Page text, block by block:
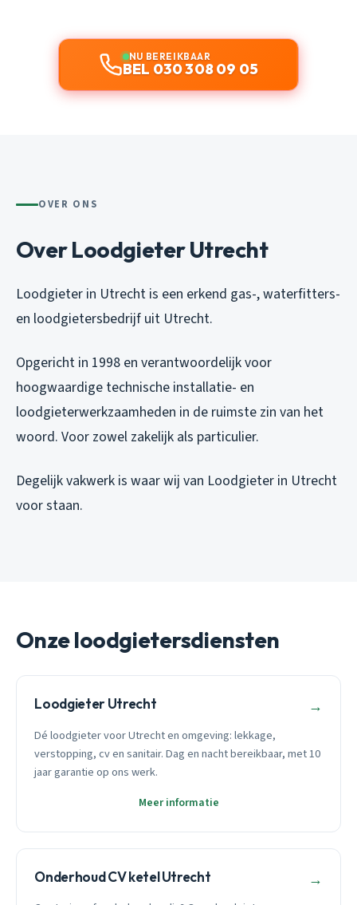
NU BEREIKBAAR
BEL 030 308 09 05
OVER ONS
Over Loodgieter Utrecht
Loodgieter in Utrecht is een erkend gas-, waterfitters-
en loodgietersbedrijf uit Utrecht.
Opgericht in 1998 en verantwoordelijk voor
hoogwaardige technische installatie- en
loodgieterwerkzaamheden in de ruimste zin van het
woord. Voor zowel zakelijk als particulier.
Degelijk vakwerk is waar wij van Loodgieter in Utrecht
voor staan.
Onze loodgietersdiensten
Loodgieter Utrecht →
Dé loodgieter voor Utrecht en omgeving: lekkage,
verstopping, cv en sanitair. Dag en nacht bereikbaar, met 10
jaar garantie op ons werk.
Meer informatie
Onderhoud CV ketel Utrecht →